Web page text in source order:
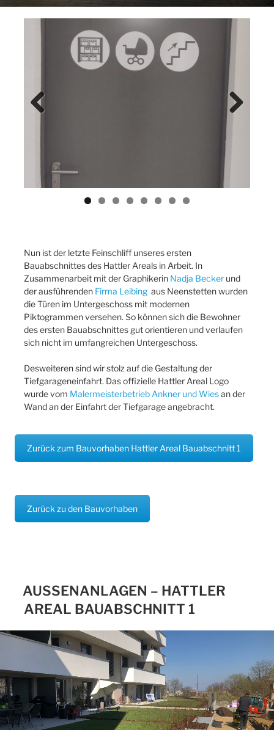
Next
Nun ist der letzte Feinschliff unseres ersten
Bauabschnittes des Hattler Areals in Arbeit. In
Zusammenarbeit mit der Graphikerin Nadja Becker und
der ausführenden Firma Leibing aus Neenstetten wurden
die Türen im Untergeschoss mit modernen
Piktogrammen versehen. So können sich die Bewohner
des ersten Bauabschnittes gut orientieren und verlaufen
sich nicht im umfangreichen Untergeschoss.
Desweiteren sind wir stolz auf die Gestaltung der
Tiefgarageneinfahrt. Das offizielle Hattler Areal Logo
wurde vom Malermeisterbetrieb Ankner und Wiesan der
Wand an der Einfahrt der Tiefgarage angebracht.
Zurück zum Bauvorhaben Hattler Areal Bauabschnitt 1
Zurück zu den Bauvorhaben
AUSSENANLAGEN – HATTLER A
REAL BAUABSCHNITT 1